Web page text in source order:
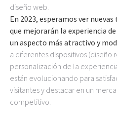
diseño web.
En 2023, esperamos ver
que mejorarán la experiencia
un aspecto más atractivo y
a diferentes dispositivos (diseño
personalización de la
están evolucionando para
visitantes y destacar en un
competitivo.